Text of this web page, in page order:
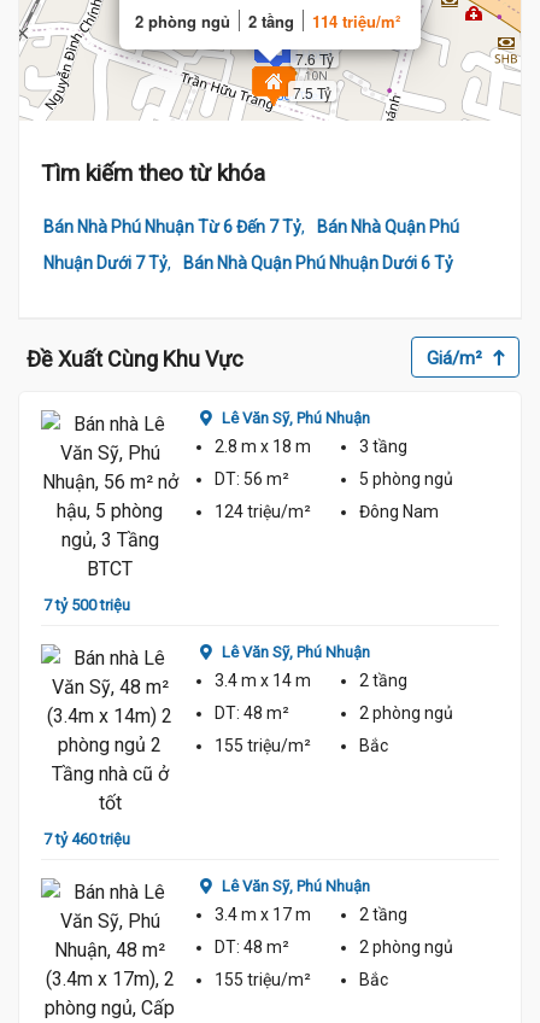
7.5 Tỷ
7.5 Tỷ
7.46 Tỷ
7.46 Tỷ
7.6 Tỷ
2 phòng ngủ 2 tầng 114 triệu/m²
Tìm kiếm theo từ khóa
Bán Nhà Phú Nhuận Từ 6 Đến 7 Tỷ,
Bán Nhà Quận Phú
Nhuận Dưới 7 Tỷ, Bán Nhà Quận Phú Nhuận Dưới 6 Tỷ
Đề Xuất Cùng Khu Vực Giá/m²
7 tỷ 500 triệu
Lê Văn Sỹ, Phú Nhuận
2.8 m x 18 m
3 tầng
DT: 56 m² 5 phòng ngủ
124 triệu/m²
Đông Nam
7 tỷ 460 triệu
Lê Văn Sỹ, Phú Nhuận
3.4 m x 14 m
2 tầng
DT: 48 m² 2 phòng ngủ
155 triệu/m²
Bắc
Lê Văn Sỹ, Phú Nhuận
3.4 m x 17 m
2 tầng
DT: 48 m² 2 phòng ngủ
155 triệu/m²
Bắc